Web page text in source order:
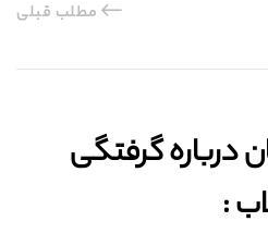
مطلب قبلی
درباره گرفتگی
:‌